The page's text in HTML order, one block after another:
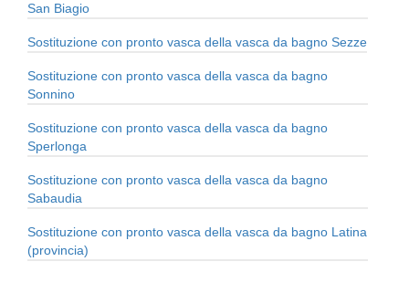
San Biagio
Sostituzione con pronto vasca della vasca da bagno Sezze
Sostituzione con pronto vasca della vasca da bagno
Sonnino
Sostituzione con pronto vasca della vasca da bagno
Sperlonga
Sostituzione con pronto vasca della vasca da bagno
Sabaudia
Sostituzione con pronto vasca della vasca da bagno Latina
(provincia)